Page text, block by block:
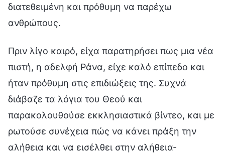
διατεθειμένη και πρόθυμη να παρέχω
ανθρώπους.
Πριν λίγο καιρό, είχα παρατηρήσει πως μια νέα
πιστή, η αδελφή Ράνα, είχε καλό επίπεδο και
ήταν πρόθυμη στις επιδιώξεις της. Συχνά
διάβαζε τα λόγια του Θεού και
παρακολουθούσε εκκλησιαστικά βίντεο, και με
ρωτούσε συνέχεια πώς να κάνει πράξη την
αλήθεια και να εισέλθει στην αλήθεια-